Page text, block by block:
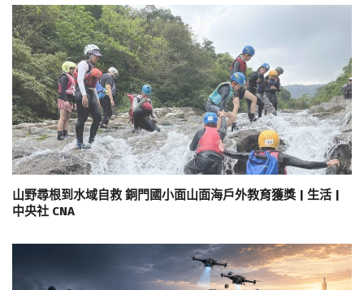
山野尋根到水域自救 銅門國小面山面海戶外教育獲獎 | 生活 |
中央社 CNA